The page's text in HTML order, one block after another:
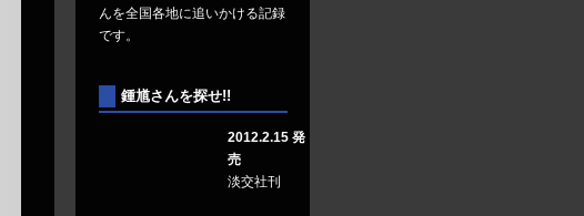
んを全国各地に追いかける記録
です。
鍾馗さんを探せ!!
2012.2.15 発
売
淡交社刊